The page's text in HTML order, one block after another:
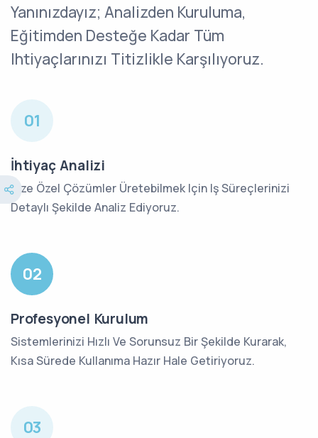
Yanınızdayız; Analizden Kuruluma,
Eğitimden Desteğe Kadar Tüm
Ihtiyaçlarınızı Titizlikle Karşılıyoruz.
01
İhtiyaç Analizi
Size Özel Çözümler Üretebilmek Için Iş Süreçlerinizi
Detaylı Şekilde Analiz Ediyoruz.
02
Profesyonel Kurulum
Sistemlerinizi Hızlı Ve Sorunsuz Bir Şekilde Kurarak,
Kısa Sürede Kullanıma Hazır Hale Getiriyoruz.
03